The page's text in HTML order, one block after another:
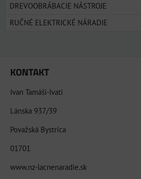
DREVOOBRÁBACIE NÁSTROJE
RUČNÉ ELEKTRICKÉ NÁRADIE
KONTAKT
Ivan Tamáši-Ivati
Lánska 937/39
Považská Bystrica
01701
www.nz-lacnenaradie.sk